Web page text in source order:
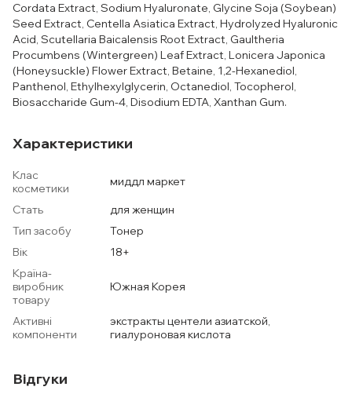
Cordata Extract, Sodium Hyaluronate, Glycine Soja (Soybean)
Seed Extract, Centella Asiatica Extract, Hydrolyzed Hyaluronic
Acid, Scutellaria Baicalensis Root Extract, Gaultheria
Procumbens (Wintergreen) Leaf Extract, Lonicera Japonica
(Honeysuckle) Flower Extract, Betaine, 1,2-Hexanediol,
Panthenol, Ethylhexylglycerin, Octanediol, Tocopherol,
Biosaccharide Gum-4, Disodium EDTA, Xanthan Gum.
Характеристики
Клас
косметики
миддл маркет
Стать
для женщин
Тип засобу
Тонер
Вік
18+
Країна-
виробник
товару
Южная Корея
Активні
компоненти
экстракты центели азиатской,
гиалуроновая кислота
Відгуки